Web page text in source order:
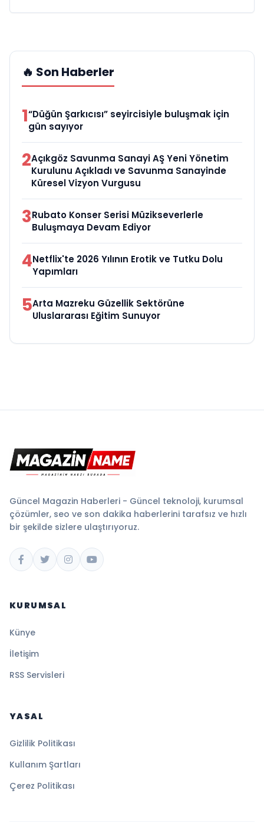
🔥 Son Haberler
1“Düğün Şarkıcısı” seyircisiyle buluşmak için
gün sayıyor
2Açıkgöz Savunma Sanayi AŞ Yeni Yönetim
Kurulunu Açıkladı ve Savunma Sanayinde
Küresel Vizyon Vurgusu
3Rubato Konser Serisi Müzikseverlerle
Buluşmaya Devam Ediyor
4Netflix'te 2026 Yılının Erotik ve Tutku Dolu
Yapımları
5Arta Mazreku Güzellik Sektörüne
Uluslararası Eğitim Sunuyor
Güncel Magazin Haberleri - Güncel teknoloji, kurumsal
çözümler, seo ve son dakika haberlerini tarafsız ve hızlı
bir şekilde sizlere ulaştırıyoruz.
KURUMSAL
Künye
İletişim
RSS Servisleri
YASAL
Gizlilik Politikası
Kullanım Şartları
Çerez Politikası